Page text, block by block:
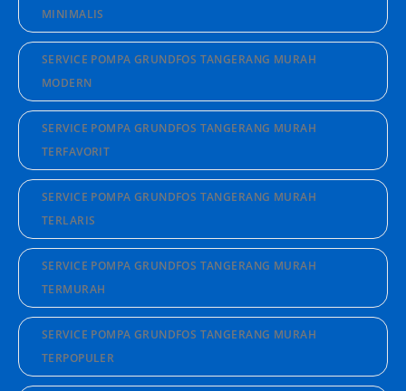
MINIMALIS
SERVICE POMPA GRUNDFOS TANGERANG MURAH
MODERN
SERVICE POMPA GRUNDFOS TANGERANG MURAH
TERFAVORIT
SERVICE POMPA GRUNDFOS TANGERANG MURAH
TERLARIS
SERVICE POMPA GRUNDFOS TANGERANG MURAH
TERMURAH
SERVICE POMPA GRUNDFOS TANGERANG MURAH
TERPOPULER